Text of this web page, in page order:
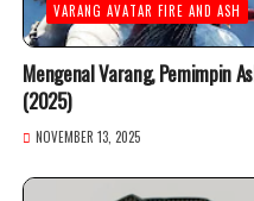
VARANG AVATAR FIRE AND ASH
Mengenal Varang, Pemimpin
(2025)
NOVEMBER 13, 2025